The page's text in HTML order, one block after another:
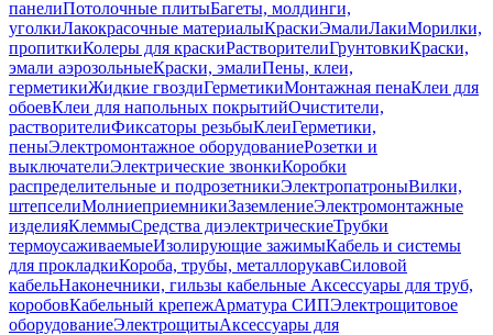
панелиПотолочные плитыБагеты, молдинги,
уголкиЛакокрасочные материалыКраскиЭмалиЛакиМорилки,
пропиткиКолеры для краскиРастворителиГрунтовкиКраски,
эмали аэрозольныеКраски, эмалиПены, клеи,
герметикиЖидкие гвоздиГерметикиМонтажная пенаКлеи для
обоевКлеи для напольных покрытийОчистители,
растворителиФиксаторы резьбыКлеиГерметики,
пеныЭлектромонтажное оборудованиеРозетки и
выключателиЭлектрические звонкиКоробки
распределительные и подрозетникиЭлектропатроныВилки,
штепселиМолниеприемникиЗаземлениеЭлектромонтажные
изделияКлеммыСредства диэлектрическиеТрубки
термоусаживаемыеИзолирующие зажимыКабель и системы
для прокладкиКороба, трубы, металлорукавСиловой
кабельНаконечники, гильзы кабельные Аксессуары для труб,
коробовКабельный крепежАрматура СИПЭлектрощитовое
оборудованиеЭлектрощитыАксессуары для